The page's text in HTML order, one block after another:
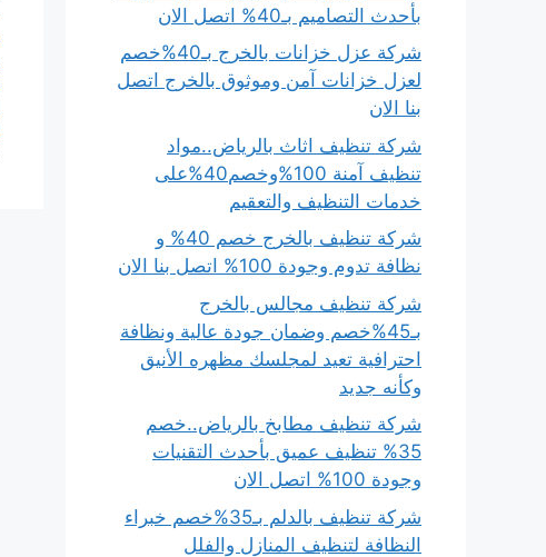
بأحدث التصاميم بـ40% اتصل الان
شركة عزل خزانات بالخرج بـ40%خصم
لعزل خزانات آمن وموثوق بالخرج اتصل
بنا الان
شركة تنظيف اثاث بالرياض..مواد
تنظيف آمنة 100%وخصم40%على
خدمات التنظيف والتعقيم
شركة تنظيف بالخرج خصم 40% و
نظافة تدوم وجودة 100% اتصل بنا الان
شركة تنظيف مجالس بالخرج
بـ45%خصم وضمان جودة عالية ونظافة
احترافية تعيد لمجلسك مظهره الأنيق
وكأنه جديد
شركة تنظيف مطابخ بالرياض..خصم
35% تنظيف عميق بأحدث التقنيات
وجودة 100% اتصل الان
شركة تنظيف بالدلم بـ35%خصم خبراء
النظافة لتنظيف المنازل والفلل